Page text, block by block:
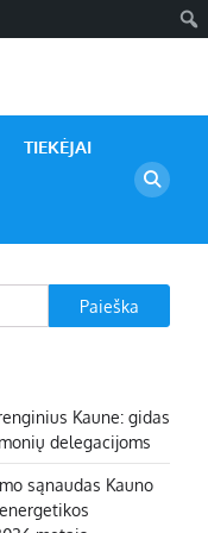
TIEKĖJAI
Paieška
Kaune: gidas
delegacijoms
sąnaudas Kauno